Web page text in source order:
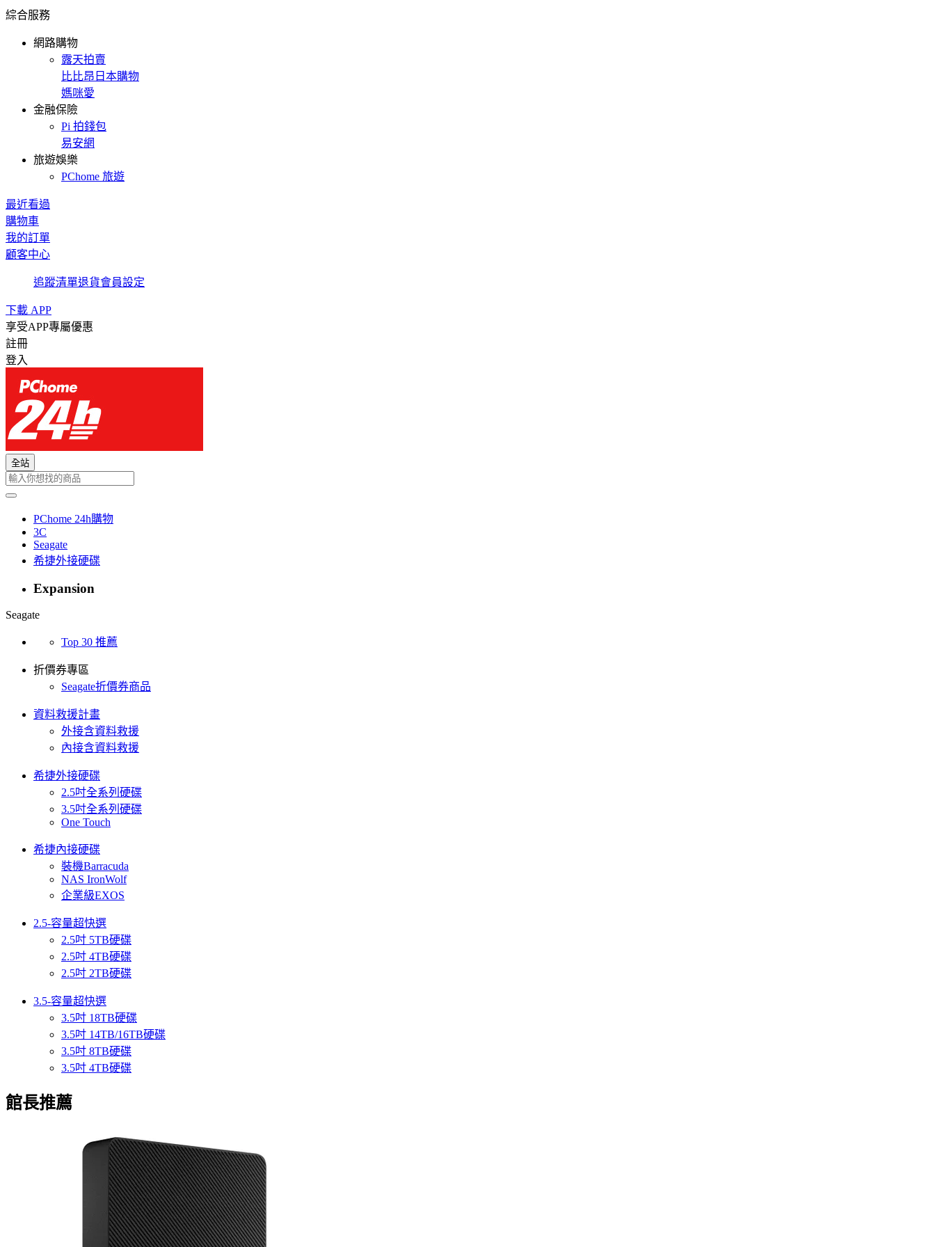
綜合服務
網路購物
露天拍賣
比比昂日本購物
媽咪愛
金融保險
Pi 拍錢包
易安網
旅遊娛樂
PChome 旅遊
最近看過
購物車
我的訂單
顧客中心
追蹤清單退貨會員設定
下載 APP
享受APP專屬優惠
註冊
登入
全站
PChome 24h購物
3C
Seagate
希捷外接硬碟
Expansion
Seagate
Top 30 推薦
折價券專區
Seagate折價券商品
資料救援計畫
外接含資料救援
內接含資料救援
希捷外接硬碟
2.5吋全系列硬碟
3.5吋全系列硬碟
One Touch
希捷內接硬碟
裝機Barracuda
NAS IronWolf
企業級EXOS
2.5-容量超快選
2.5吋 5TB硬碟
2.5吋 4TB硬碟
2.5吋 2TB硬碟
3.5-容量超快選
3.5吋 18TB硬碟
3.5吋 14TB/16TB硬碟
3.5吋 8TB硬碟
3.5吋 4TB硬碟
館長推薦